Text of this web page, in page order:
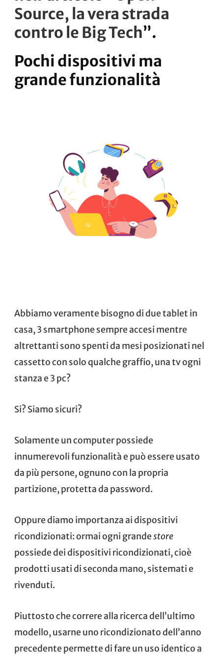
Source, la vera strada
contro le Big Tech”.
Pochi dispositivi ma
grande funzionalità
Abbiamo veramente bisogno di due tablet in
casa, 3 smartphone sempre accesi mentre
altrettanti sono spenti da mesi posizionati nel
cassetto con solo qualche graffio, una tv ogni
stanza e 3 pc?
Si? Siamo sicuri?
Solamente un computer possiede
innumerevoli funzionalità e può essere usato
da più persone, ognuno con la propria
partizione, protetta da password.
Oppure diamo importanza aidispositivi
ricondizionati: ormai ogni grandestore
possiede dei dispositivi ricondizionati, cioè
prodotti usati di seconda mano, sistemati e
rivenduti.
Piuttosto che correre alla ricerca dell’ultimo
modello, usarne uno ricondizionato dell’anno
precedente permette di fare un uso identico a